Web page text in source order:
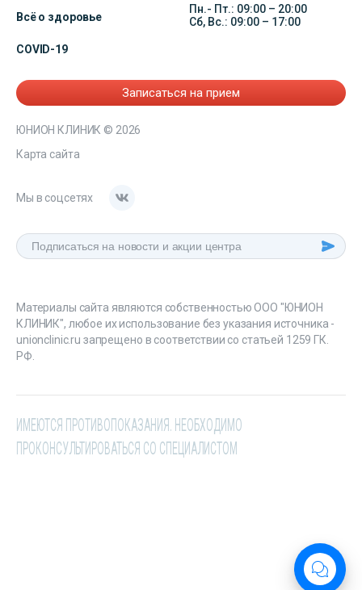
Всё о здоровье
COVID-19
Пн.- Пт.: 09:00 – 20:00
Сб, Вс.: 09:00 – 17:00
Записаться на прием
ЮНИОН КЛИНИК © 2026
Карта сайта
Мы в соцсетях
Материалы сайта являются собственностью ООО "ЮНИОН
КЛИНИК", любое их использование без указания источника -
unionclinic.ru запрещено в соответствии со статьей 1259 ГК.
РФ.
ИМЕЮТСЯ ПРОТИВОПОКАЗАНИЯ. НЕОБХОДИМО
ПРОКОНСУЛЬТИРОВАТЬСЯ СО СПЕЦИАЛИСТОМ